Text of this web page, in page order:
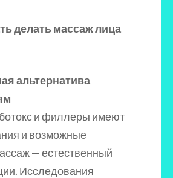
делать массаж лица
альтернатива
и филлеры имеют
и возможные
— естественный
Исследования